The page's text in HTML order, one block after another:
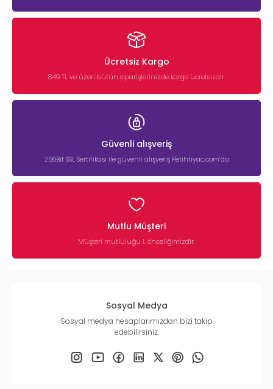
Ücretsiz Kargo
849 TL ve üzeri bütün siparişlerinizde kargo ücretsizdir.
Güvenli alışveriş
256Bit SSL Sertifikası ile güvenli alışveriş Petihtiyac.com’da
Mutlu Müşteri
Müşteri mutluluğu 1. önceliğimizdir.
Sosyal Medya
Sosyal medya hesaplarımızdan bizi takip
edebilirsiniz.